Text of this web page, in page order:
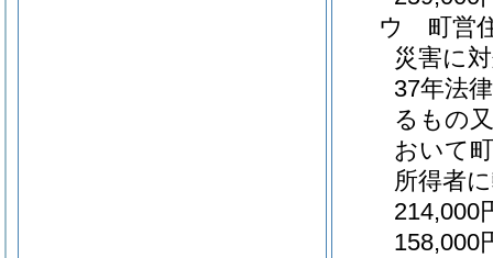
ウ
町営
災害に
37年法
るもの
おいて
所得者
214,000
158,000